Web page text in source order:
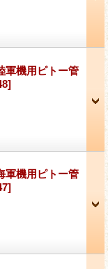
軍機用ピトー管
軍機用ピトー管